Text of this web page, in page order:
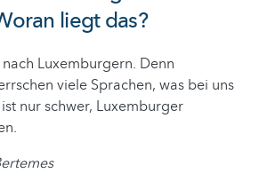
liegt das?
Luxemburgern. Denn
viele Sprachen, was bei uns
nur schwer, Luxemburger